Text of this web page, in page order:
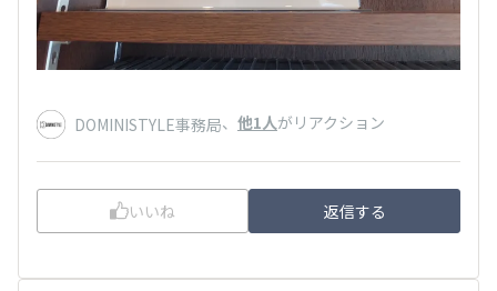
DOMINISTYLE事務局、 他1人がリアクション
いいね 返信する